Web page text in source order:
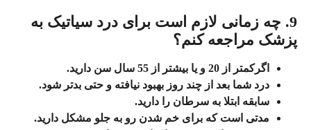
9. چه زمانی لازم است برای درد سیاتیک به
پزشک مراجعه کنم؟
اگرکمتر از 20 و یا بیشتر از 55 سال سن دارید.
درد شما بعد از چند روز بهبود نیافته و حتی بدتر شود.
سابقه ابتلا به سرطان را دارید.
مدتی است که برای خم شدن رو به جلو مشکل دارید.